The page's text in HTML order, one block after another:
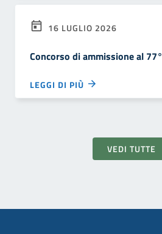
16 LUGLIO 2026
Concorso di ammissione al
LEGGI DI PIÙ
VEDI TUTTE